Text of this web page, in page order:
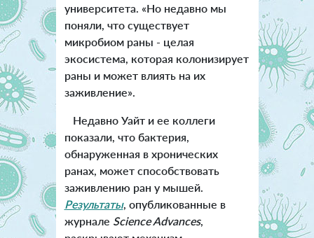
университета. «Но недавно мы
поняли, что существует
микробиом раны - целая
экосистема, которая колонизирует
раны и может влиять на их
заживление».
Недавно Уайт и ее коллеги
показали, что бактерия,
обнаруженная в хронических
ранах, может способствовать
заживлению ран у мышей.
Результаты, опубликованные в
журнале Science Advances,